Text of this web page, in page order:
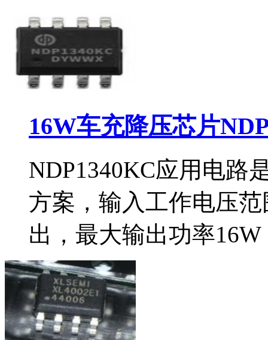
16W车充降压芯片
NDP1340KC应用电路
方案，输入工作电压
出，最大输出功率